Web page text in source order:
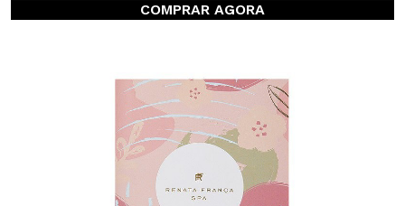
COMPRAR AGORA